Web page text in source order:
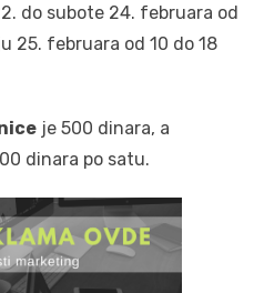
do subote 24. februara od
25. februara od 10 do 18
je 500 dinara, a
dinara po satu.